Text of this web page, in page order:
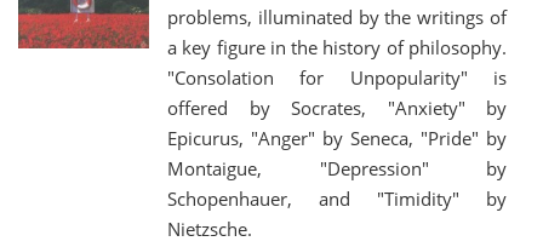
problems, illuminated by the writings of
a key figure in the history of philosophy.
"Consolation for Unpopularity" is
offered by Socrates, "Anxiety" by
Epicurus, "Anger" by Seneca, "Pride" by
Montaigue, "Depression" by
Schopenhauer, and "Timidity" by
Nietzsche.